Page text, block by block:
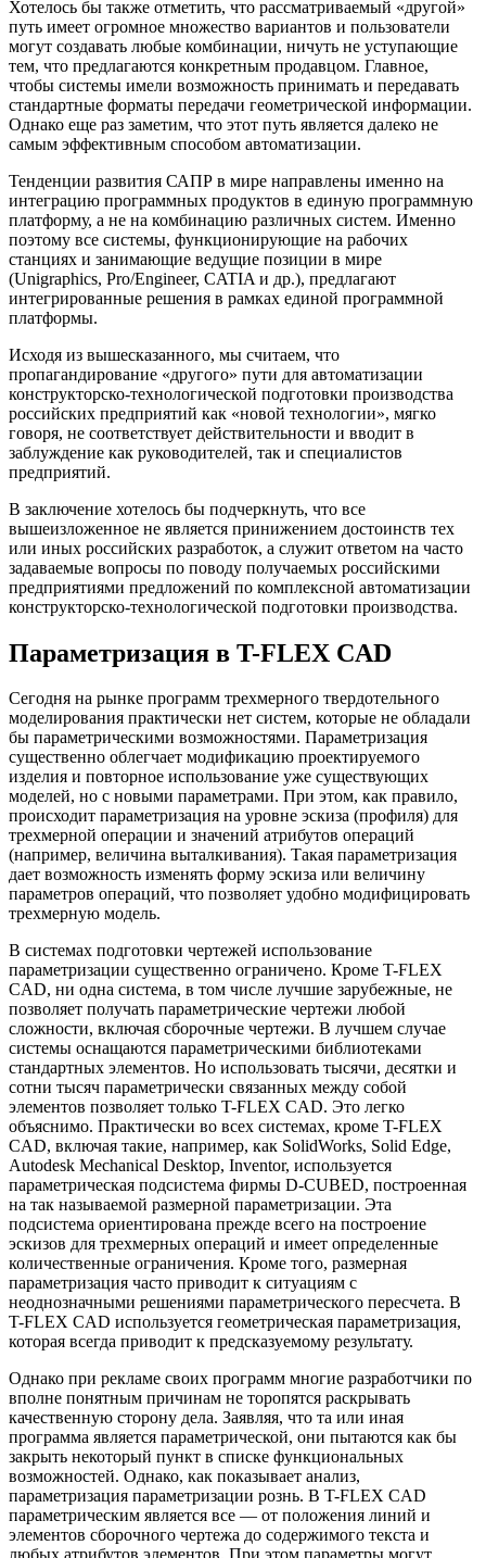
Хотелось бы также отметить, что рассматриваемый «другой»
путь имеет огромное множество вариантов и пользователи
могут создавать любые комбинации, ничуть не уступающие
тем, что предлагаются конкретным продавцом. Главное,
чтобы системы имели возможность принимать и передавать
стандартные форматы передачи геометрической информации.
Однако еще раз заметим, что этот путь является далеко не
самым эффективным способом автоматизации.
Тенденции развития САПР в мире направлены именно на
интеграцию программных продуктов в единую программную
платформу, а не на комбинацию различных систем. Именно
поэтому все системы, функционирующие на рабочих
станциях и занимающие ведущие позиции в мире
(Unigraphics, Pro/Engineer, CATIA и др.), предлагают
интегрированные решения в рамках единой программной
платформы.
Исходя из вышесказанного, мы считаем, что
пропагандирование «другого» пути для автоматизации
конструкторско-технологической подготовки производства
российских предприятий как «новой технологии», мягко
говоря, не соответствует действительности и вводит в
заблуждение как руководителей, так и специалистов
предприятий.
В заключение хотелось бы подчеркнуть, что все
вышеизложенное не является принижением достоинств тех
или иных российских разработок, а служит ответом на часто
задаваемые вопросы по поводу получаемых российскими
предприятиями предложений по комплексной автоматизации
конструкторско-технологической подготовки производства.
Параметризация в T-FLEX CAD
Сегодня на рынке программ трехмерного твердотельного
моделирования практически нет систем, которые не обладали
бы параметрическими возможностями. Параметризация
существенно облегчает модификацию проектируемого
изделия и повторное использование уже существующих
моделей, но с новыми параметрами. При этом, как правило,
происходит параметризация на уровне эскиза (профиля) для
трехмерной операции и значений атрибутов операций
(например, величина выталкивания). Такая параметризация
дает возможность изменять форму эскиза или величину
параметров операций, что позволяет удобно модифицировать
трехмерную модель.
В системах подготовки чертежей использование
параметризации существенно ограничено. Кроме T-FLEX
CAD, ни одна система, в том числе лучшие зарубежные, не
позволяет получать параметрические чертежи любой
сложности, включая сборочные чертежи. В лучшем случае
системы оснащаются параметрическими библиотеками
стандартных элементов. Но использовать тысячи, десятки и
сотни тысяч параметрически связанных между собой
элементов позволяет только T-FLEX CAD. Это легко
объяснимо. Практически во всех системах, кроме T-FLEX
CAD, включая такие, например, как SolidWorks, Solid Edge,
Autodesk Mechanical Desktop, Inventor, используется
параметрическая подсистема фирмы D-CUBED, построенная
на так называемой размерной параметризации. Эта
подсистема ориентирована прежде всего на построение
эскизов для трехмерных операций и имеет определенные
количественные ограничения. Кроме того, размерная
параметризация часто приводит к ситуациям с
неоднозначными решениями параметрического пересчета. В
T-FLEX CAD используется геометрическая параметризация,
которая всегда приводит к предсказуемому результату.
Однако при рекламе своих программ многие разработчики по
вполне понятным причинам не торопятся раскрывать
качественную сторону дела. Заявляя, что та или иная
программа является параметрической, они пытаются как бы
закрыть некоторый пункт в списке функциональных
возможностей. Однако, как показывает анализ,
параметризация параметризации рознь. В T-FLEX CAD
параметрическим является все — от положения линий и
элементов сборочного чертежа до содержимого текста и